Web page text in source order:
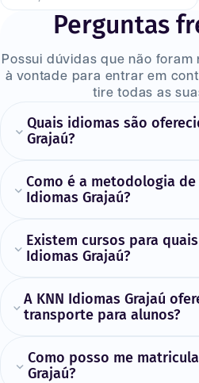
Perguntas
Possui dúvidas que não
à vontade para entrar em
tire todas as
Quais idiomas são
Grajaú?
Como é a metodologia de
Idiomas Grajaú?
Existem cursos para
Idiomas Grajaú?
A KNN Idiomas Grajaú
transporte para alunos?
Como posso me
Grajaú?